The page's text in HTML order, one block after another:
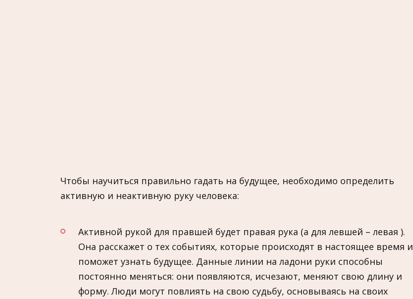
Чтобы научиться правильно гадать на будущее, необходимо определить
активную и неактивную руку человека:
Активной рукой для правшей будет правая рука (а для левшей – левая ).
Она расскажет о тех событиях, которые происходят в настоящее время и
поможет узнать будущее. Данные линии на ладони руки способны
постоянно меняться: они появляются, исчезают, меняют свою длину и
форму. Люди могут повлиять на свою судьбу, основываясь на своих